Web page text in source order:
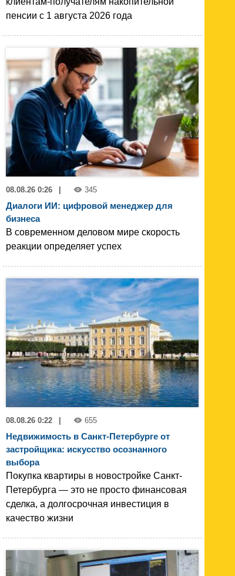
пенсии с 1 августа 2026 года
08.08.26 0:26 345
Диалоги ИИ: цифровой менеджер для
бизнеса
В современном деловом мире скорость
реакции определяет успех
08.08.26 0:22 655
Недвижимость в Санкт-Петербурге от
застройщика: искусство осознанного
выбора
Покупка квартиры в новостройке Санкт-
Петербурга — это не просто финансовая
сделка, а долгосрочная инвестиция в
качество жизни